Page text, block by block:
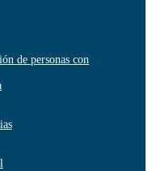
de personas con